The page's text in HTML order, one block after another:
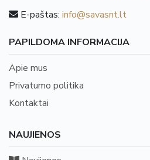
E-paštas: info@savasnt.lt
PAPILDOMA INFORMACIJA
Apie mus
Privatumo politika
Kontaktai
NAUJIENOS